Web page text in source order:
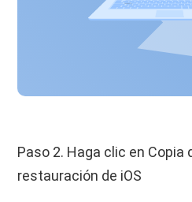
Paso 2. Haga clic en Copia
restauración de iOS